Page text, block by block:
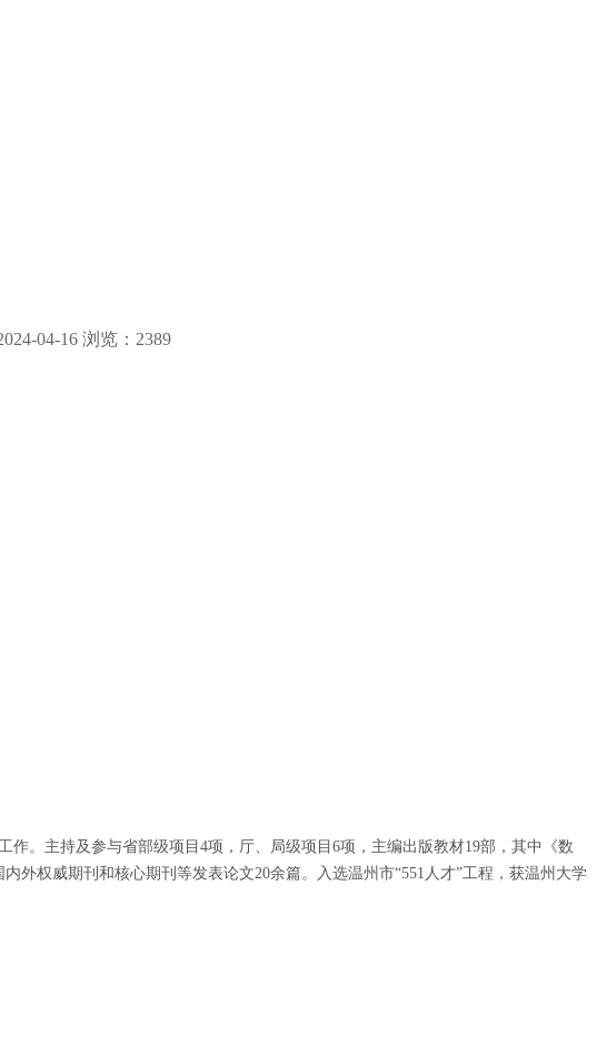
04-16 浏览： 2389
。主持及参与省部级项目4项，厅、局级项目6项，主编出版教材19部， 其中《数
内外权威期刊和核心期刊等发表论文20余篇。入选温州市“551人才”工程， 获温州大学